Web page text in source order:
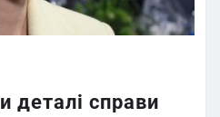
деталі справи